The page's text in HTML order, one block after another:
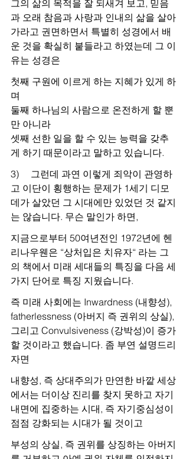
그의 삶의 목적을 잘 되새겨 보고, 믿음
과 오래 참음과 사랑과 인내의 삶을 살아
가라고 권면하면서 특별히 성경에서 배
운 것을 확실히 붙들라고 하였는데 그 이
유는 성경은
첫째 구원에 이르게 하는 지혜가 있게 하
며
둘째 하나님의 사람으로 온전하게 할 뿐
만 아니라
셋째 선한 일을 할 수 있는 능력을 갖추
게 하기 때문이라고 말하고 있습니다.
3)     그런데 과연 이렇게 죄악이 관영하
고 이단이 횡행하는 문제가 1세기 디모
데가 살았던 그 시대에만 있었던 것 같지
는 않습니다. 무슨 말인가 하면,
지금으로부터 50여년전인 1972년에 헨
리나우웬은 “상처입은 치유자“ 라는 그
의 책에서 미래 세대들의 특징을 다음 세
가지 단어로 특징 지웠습니다.
즉 미래 사회에는 Inwardness (내향성),
fatherlessness (아버지 즉 권위의 상실),
그리고 Convulsiveness (강박성)이 증가
할 것이라고 했습니다. 좀 부연 설명드리
자면
내향성, 즉 상대주의가 만연한 바깥 세상
에서는 더이상 진리를 찾지 못하고 자기
내면에 집중하는 시대, 즉 자기중심성이
점점 강화되는 시대가 될 것이고
부성의 상실, 즉 권위를 상징하는 아버지